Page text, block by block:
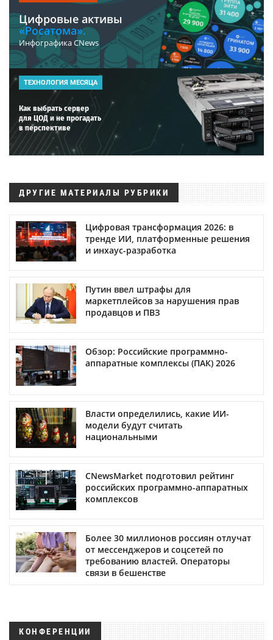
Цифровые активы
«Росатома».
Инфографика CNews
ТЕХНОЛОГИЯ МЕСЯЦА
Как выбрать сервер
для ЦОД и не прогадать
в перспективе
ДРУГИЕ МАТЕРИАЛЫ РУБРИКИ
Цифровая трансформация 2026: в
тренде ИИ, платформенные решения
и инхаус-разработка
Путин ввел штрафы для
маркетплейсов за нарушения прав
продавцов и ПВЗ
Обзор: Российские программно-
аппаратные комплексы (ПАК) 2026
Власти определились, какие ИИ-
модели будут считать
национальными
CNewsMarket подготовил рейтинг
российских программно-аппаратных
комплексов
Более 30 миллионов россиян отлучат
от мессенджеров и соцсетей по
требованию властей. Операторы
связи в бешенстве
КОНФЕРЕНЦИИ